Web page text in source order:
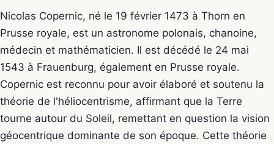
Nicolas Copernic, né le 19 février 1473 à Thorn en
Prusse royale, est un astronome polonais, chanoine,
médecin et mathématicien. Il est décédé le 24 mai
1543 à Frauenburg, également en Prusse royale.
Copernic est reconnu pour avoir élaboré et soutenu la
théorie de l'héliocentrisme, affirmant que la Terre
tourne autour du Soleil, remettant en question la vision
géocentrique dominante de son époque. Cette théorie